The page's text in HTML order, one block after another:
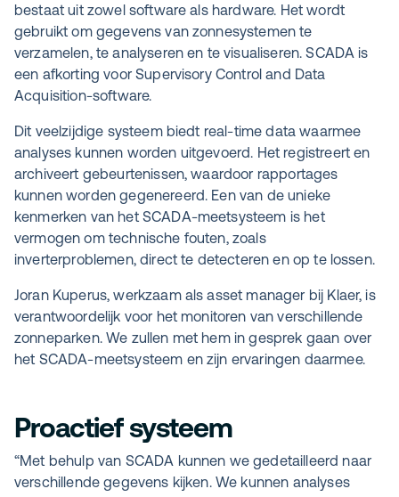
bestaat uit zowel software als hardware. Het wordt
gebruikt om gegevens van zonnesystemen te
verzamelen, te analyseren en te visualiseren. SCADA is
een afkorting voor Supervisory Control and Data
Acquisition-software.
Dit veelzijdige systeem biedt real-time data waarmee
analyses kunnen worden uitgevoerd. Het registreert en
archiveert gebeurtenissen, waardoor rapportages
kunnen worden gegenereerd. Een van de unieke
kenmerken van het SCADA-meetsysteem is het
vermogen om technische fouten, zoals
inverterproblemen, direct te detecteren en op te lossen.
Joran Kuperus, werkzaam als asset manager bij Klaer, is
verantwoordelijk voor het monitoren van verschillende
zonneparken. We zullen met hem in gesprek gaan over
het SCADA-meetsysteem en zijn ervaringen daarmee.
Proactief systeem
“Met behulp van SCADA kunnen we gedetailleerd naar
verschillende gegevens kijken. We kunnen analyses